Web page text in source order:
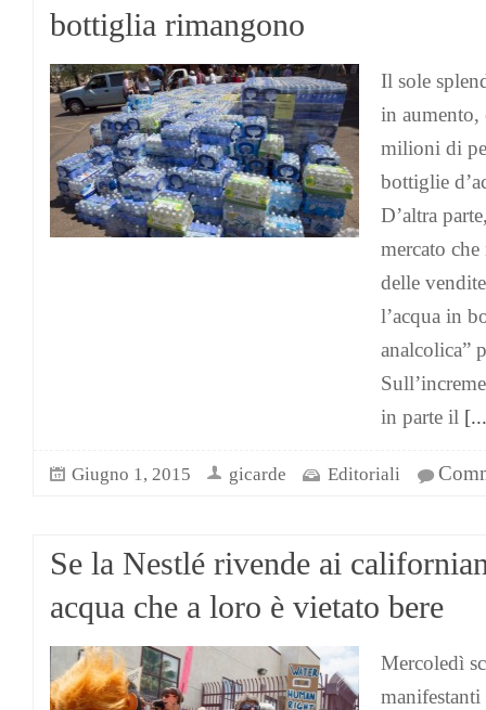
bottiglia rimangono
Il sole
in aumento,
milioni di
bottiglie
D’altra
mercato
delle
l’acqua in
analcolica”
in parte il
Giugno 1, 2015 gicarde Editoriali
Se la Nestlé rivende ai
acqua che a loro è vietato bere
Mercoledì